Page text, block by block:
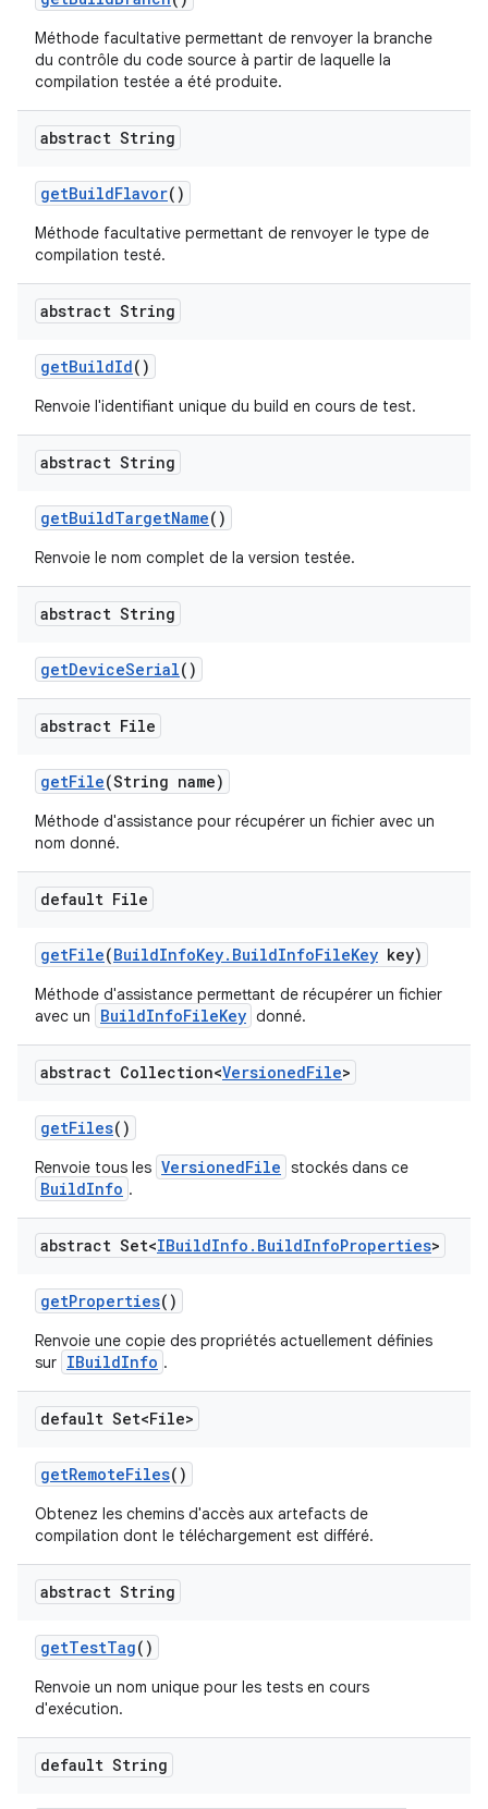
Méthode facultative permettant de renvoyer la branche
du contrôle du code source à partir de laquelle la
compilation testée a été produite.
abstract String
getBuildFlavor()
Méthode facultative permettant de renvoyer le type de
compilation testé.
abstract String
getBuildId()
Renvoie l'identifiant unique du build en cours de test.
abstract String
getBuildTargetName()
Renvoie le nom complet de la version testée.
abstract String
getDeviceSerial()
abstract File
getFile(String name)
Méthode d'assistance pour récupérer un fichier avec un
nom donné.
default File
getFile(BuildInfoKey. BuildInfoFileKey key)
Méthode d'assistance permettant de récupérer un fichier
avec un
BuildInfoFileKey donné.
abstract Collection<VersionedFile>
getFiles()
Renvoie tous les VersionedFile stockés dans ce
BuildInfo .
abstract Set<IBuildInfo . BuildInfoProperties>
getProperties()
Renvoie une copie des propriétés actuellement définies
sur IBuildInfo .
default Set<File>
getRemoteFiles()
Obtenez les chemins d'accès aux artefacts de
compilation dont le téléchargement est différé.
abstract String
getTestTag()
Renvoie un nom unique pour les tests en cours
d'exécution.
default String